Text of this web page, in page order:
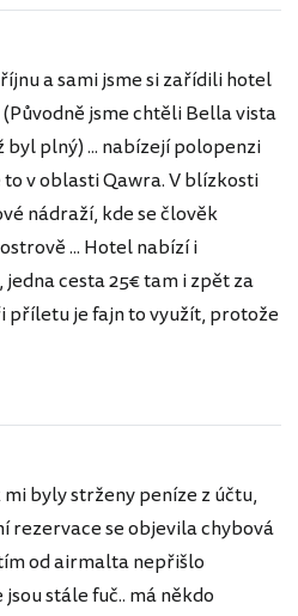
a sami jsme si zařídili hotel
jsme chtěli Bella vista
plný) ... nabízejí polopenzi
v oblasti Qawra. V blízkosti
nádraží, kde se člověk
... Hotel nabízí i
cesta 25€ tam i zpět za
příletu je fajn to využít, protože
byly strženy peníze z účtu,
rezervace se objevila chybová
od airmalta nepřišlo
stále fuč.. má někdo